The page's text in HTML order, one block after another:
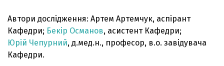
Автори дослідження: Артем Артемчук, аспірант
Кафедри; Бекір Османов, асистент Кафедри;
Юрій Чепурний, д.мед.н., професор, в.о. завідувача
Кафедри.